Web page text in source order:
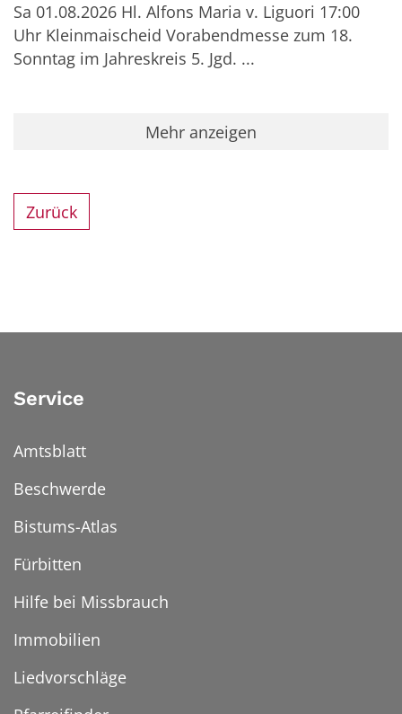
Sa 01.08.2026 Hl. Alfons Maria v. Liguori 17:00
Uhr Kleinmaischeid Vorabendmesse zum 18.
Sonntag im Jahreskreis 5. Jgd. ...
Mehr anzeigen
Zurück
Service
Amtsblatt
Beschwerde
Bistums-Atlas
Fürbitten
Hilfe bei Missbrauch
Immobilien
Liedvorschläge